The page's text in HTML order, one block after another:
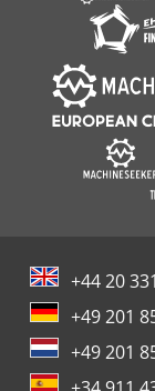
+44 20
+49 201
+49 201